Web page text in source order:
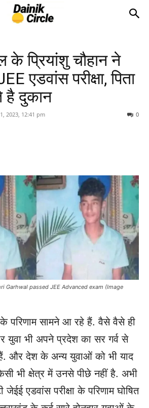
के प्रियांशु चौहान ने
एडवांस परीक्षा, पिता
है दुकान
2023, 12:41 pm 0
Garhwal passed JEE Advanced exam (Image
परिणाम सामने आ रहे हैं. वैसे वैसे ही
युवा भी अपने प्रदेश का सर गर्व से
और देश के अन्य युवाओं को भी याद
भी क्षेत्र में उनसे पीछे नहीं है. अभी
एडवांस परीक्षा के परिणाम घोषित